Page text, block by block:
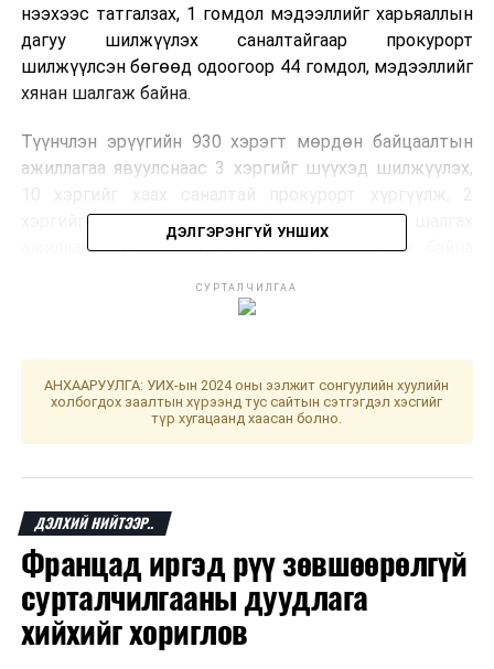
нээхээс татгалзах, 1 гомдол мэдээллийг харьяаллын
дагуу шилжүүлэх саналтайгаар прокурорт
шилжүүлсэн бөгөөд одоогоор 44 гомдол, мэдээллийг
хянан шалгаж байна.
Түүнчлэн эрүүгийн 930 хэрэгт мөрдөн байцаалтын
ажиллагаа явуулснаас 3 хэргийг шүүхэд шилжүүлэх,
хэргийг нэгтгэн шалгаж байна. Мөрдөн шалгах
ажиллагаанд одоогоор 915 хэрэг шалгагдаж байна
Аянга цахилгаанаас хэрхэн урьдчилан сэргийлэх вэ
ӨМНӨХ МЭДЭЭ
Улаанбаатарт өдөртөө 23 хэм дулаан
ДЭЛГЭРЭНГҮЙ УНШИХ
СУРТАЛЧИЛГАА
АНХААРУУЛГА: УИХ-ын 2024 оны ээлжит сонгуулийн хуулийн
холбогдох заалтын хүрээнд тус сайтын сэтгэгдэл хэсгийг
түр хугацаанд хаасан болно.
ДЭЛХИЙ НИЙТЭЭР..
Францад иргэд рүү зөвшөөрөлгүй
сурталчилгааны дуудлага
хийхийг хориглов